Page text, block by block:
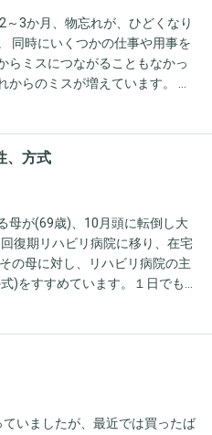
こどもの歌番組などを見て歌っ
いうのは覚えられます。同じ話
の時のとかあの話のとか言われ
常生活で困ったり育児が物忘れ
か月前のCTでは頭痛でかかりま
に書いていたら、何でこの誕
そっからこれで合ってるんだよ
になったり違和感をもったりし
はないかと不安になります。私
が怖いです。
3か月、物忘れが、ひどくなり
同時にいくつかの仕事や用事を
らミスにつながることもなかっ
らのミスが増えています。 若
の自分と違うことに不安を感
、方式
母が(69歳)、10月頭に転倒し大
復期リハビリ病院に移り、在宅
)をすすめています。１日でも早
食は食べれてはいるものの、
たところ？時によりもっと少な
と ・下痢と便秘を繰り返してお
いましたが、最近では買ったば